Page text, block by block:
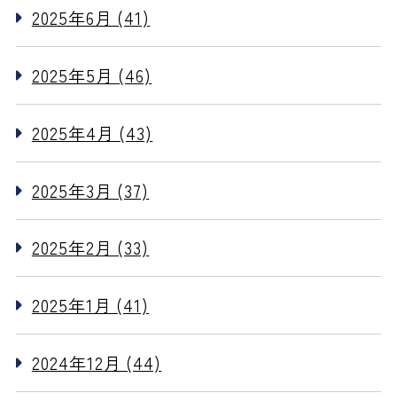
2025年6月 (41)
2025年5月 (46)
2025年4月 (43)
2025年3月 (37)
2025年2月 (33)
2025年1月 (41)
2024年12月 (44)